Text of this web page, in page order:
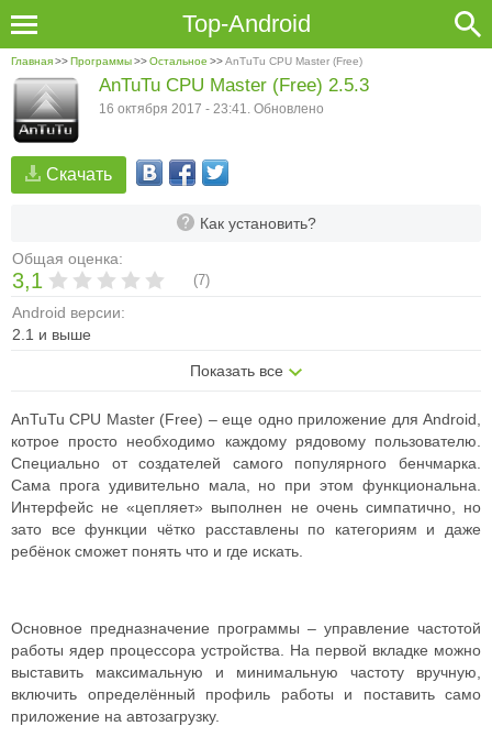
Top-Android
Главная>>Программы>>Остальное >>AnTuTu CPU Master (Free)
Скачать
Как установить?
Общая оценка:
3,1 (7)
Android версии:
2.1 и выше
Показать все
AnTuTu CPU Master (Free) 2.5.3
16 октября 2017 - 23:41. Обновлено
AnTuTu CPU Master (Free) – еще одно приложение для Android,
котрое просто необходимо каждому рядовому пользователю.
Специально от создателей самого популярного бенчмарка.
Сама прога удивительно мала, но при этом функциональна.
Интерфейс не «цепляет» выполнен не очень симпатично, но
зато все функции чётко расставлены по категориям и даже
ребёнок сможет понять что и где искать.
Основное предназначение программы – управление частотой
работы ядер процессора устройства. На первой вкладке можно
выставить максимальную и минимальную частоту вручную,
включить определённый профиль работы и поставить само
приложение на автозагрузку.